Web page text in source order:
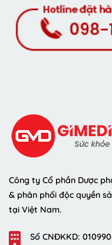
Công ty Cổ phần Dược
& phân phối độc quyền
tại Việt Nam.
Số CNĐKKD: